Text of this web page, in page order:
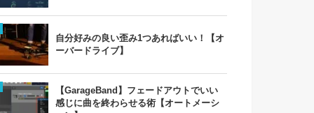
自分好みの良い歪み1つあればいい！【オ
ーバードライブ】
【GarageBand】フェードアウトでいい
感じに曲を終わらせる術【オートメーシ